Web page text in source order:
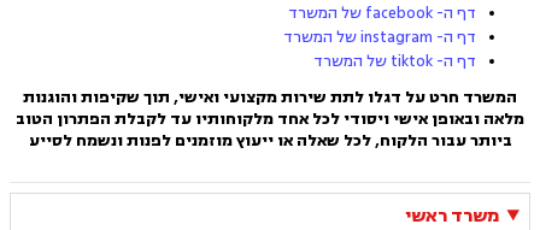
דף ה- facebook של המשרד
דף ה- instagram של המשרד
דף ה- tiktok של המשרד
המשרד חרט על דגלו לתת שירות מקצועי ואישי, תוך שקיפות והוגנות
מלאה ובאופן אישי ויסודי לכל אחד מלקוחותיו עד לקבלת הפתרון הטוב
ביותר עבור הלקוח, לכל שאלה או ייעוץ מוזמנים לפנות ונשמח לסייע
משרד ראשי